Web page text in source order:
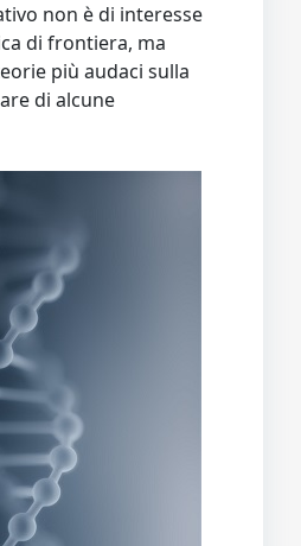
non è di interesse
di frontiera, ma
più audaci sulla
di alcune